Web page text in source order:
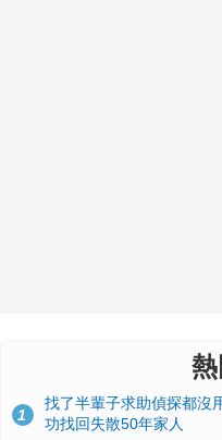
1
找了半輩子求助偵探都沒
功找回失散50年家人